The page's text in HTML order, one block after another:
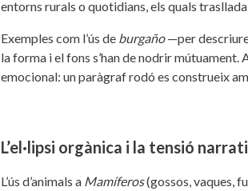
entorns rurals o quotidians, els quals
Exemples com l’ús de burgaño—per descriure
la forma i el fons s’han de nodrir
emocional: un paràgraf rodó es construeix
L’el·lipsi orgànica i la tensió
L’ús d’animals a Mamíferos(gossos, vaques,